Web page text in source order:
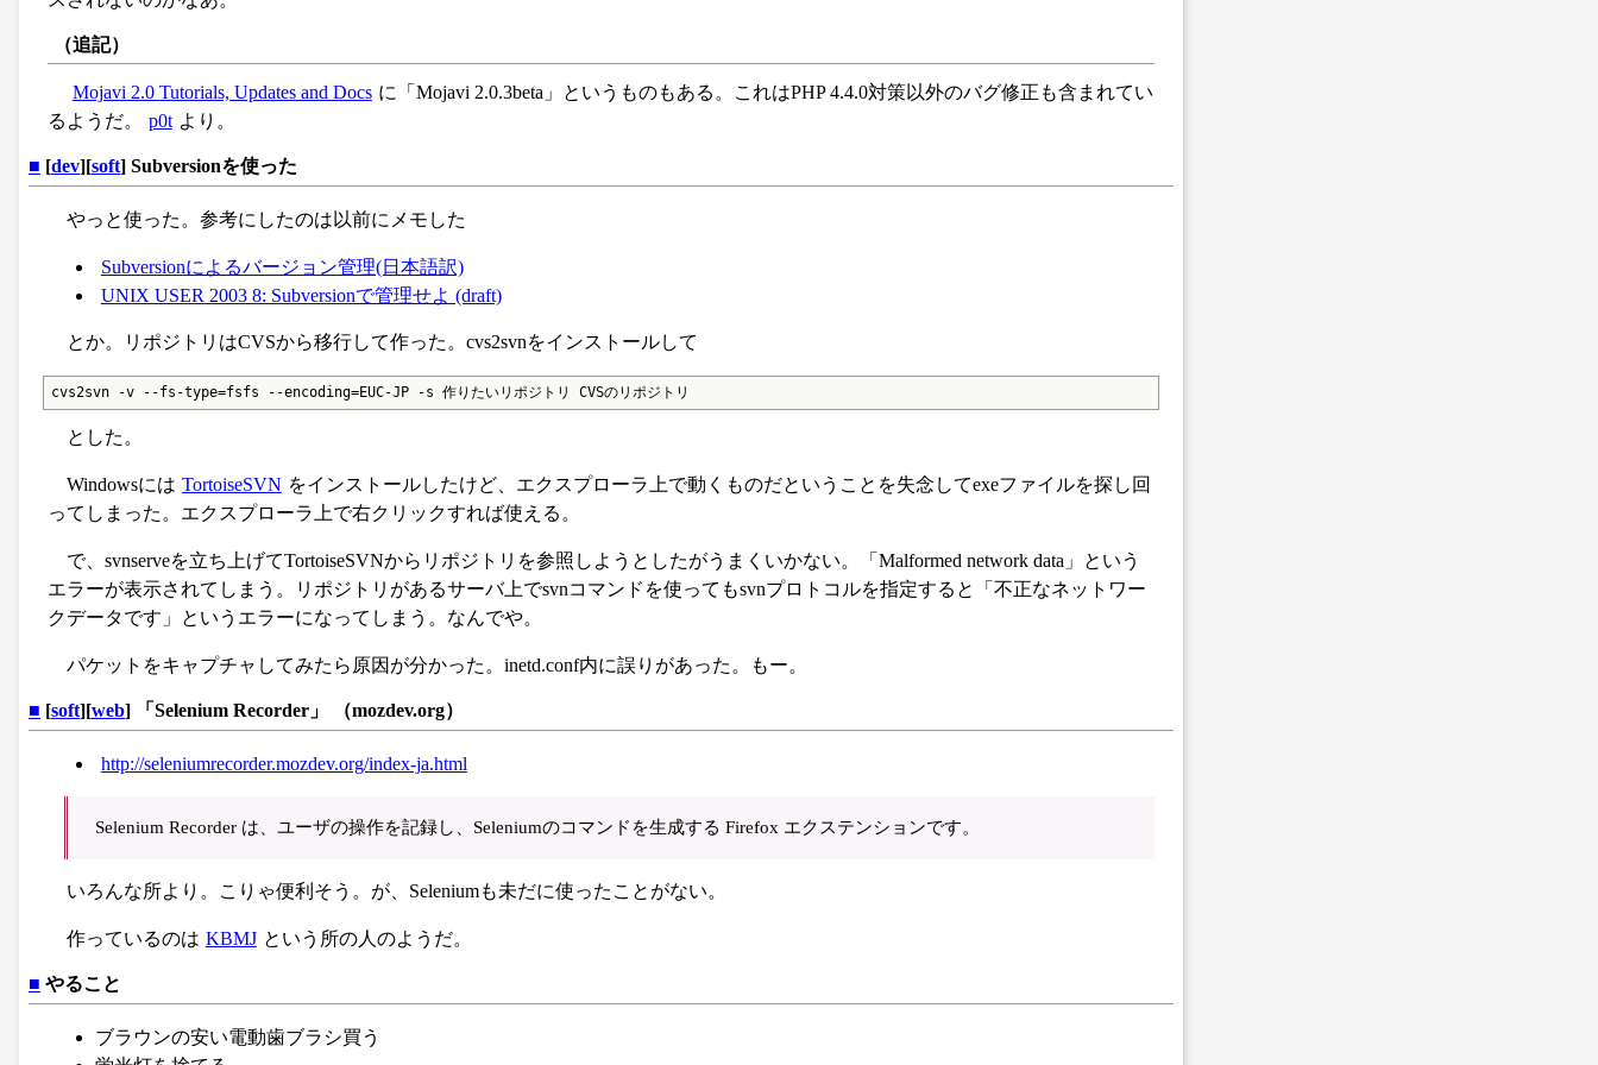
（追記）
Mojavi 2.0 Tutorials, Updates and Docs に「Mojavi 2.0.3beta」というものもある。これはPHP 4.4.0対策以外のバグ修正も含まれてい
るようだ。
p0t より。
■ [dev][soft] Subversionを使った
やっと使った。参考にしたのは以前にメモした
Subversionによるバージョン管理(日本語訳)
UNIX USER 2003 8: Subversionで管理せよ (draft)
とか。リポジトリはCVSから移行して作った。cvs2svnをインストールして
cvs2svn -v --fs-type=fsfs --encoding=EUC-JP -s 作りたいリポジトリ CVSのリポジトリ
とした。
Windowsには TortoiseSVN をインストールしたけど、エクスプローラ上で動くものだということを失念してexeファイルを探し回
ってしまった。エクスプローラ上で右クリックすれば使える。
で、svnserveを立ち上げてTortoiseSVNからリポジトリを参照しようとしたがうまくいかない。「Malformed network data」という
エラーが表示されてしまう。リポジトリがあるサーバ上でsvnコマンドを使ってもsvnプロトコルを指定すると「不正なネットワー
クデータです」というエラーになってしまう。なんでや。
パケットをキャプチャしてみたら原因が分かった。inetd.conf内に誤りがあった。もー。
■ [soft][web] 「Selenium Recorder」 （mozdev.org）
http://seleniumrecorder.mozdev.org/index-ja.html
Selenium Recorder は、ユーザの操作を記録し、Seleniumのコマンドを生成する Firefox エクステンションです。
いろんな所より。こりゃ便利そう。が、Seleniumも未だに使ったことがない。
作っているのは KBMJ という所の人のようだ。
■ やること
ブラウンの安い電動歯ブラシ買う